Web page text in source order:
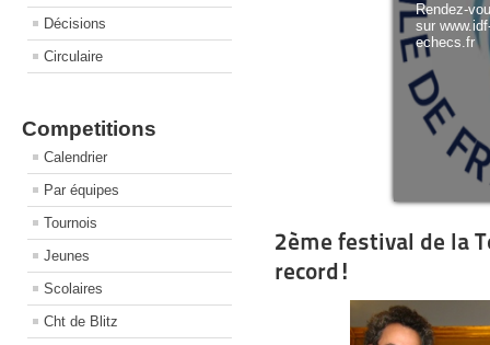
Décisions
Circulaire
Competitions
Calendrier
Par équipes
Tournois
Jeunes
Scolaires
Cht de Blitz
Rendez-
sur
echecs.fr
2ème festival de la
record!